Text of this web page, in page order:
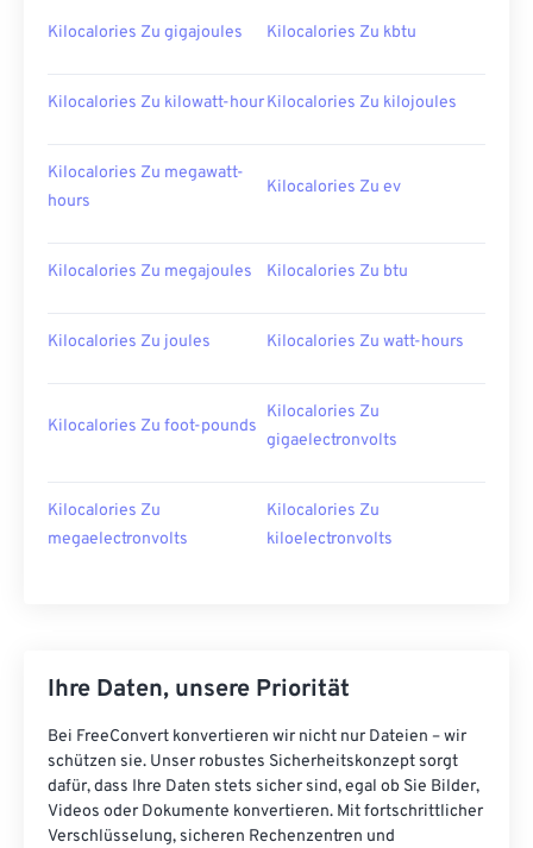
Kilocalories Zu gigajoules Kilocalories Zu kbtu
Kilocalories Zu kilowatt-hourKilocalories Zu kilojoules
Kilocalories Zu megawatt-
hours
Kilocalories Zu ev
Kilocalories Zu megajoules Kilocalories Zu btu
Kilocalories Zu joules Kilocalories Zu watt-hours
Kilocalories Zu foot-pounds
Kilocalories Zu
gigaelectronvolts
Kilocalories Zu
megaelectronvolts
Kilocalories Zu
kiloelectronvolts
Ihre Daten, unsere Priorität
Bei FreeConvert konvertieren wir nicht nur Dateien – wir
schützen sie. Unser robustes Sicherheitskonzept sorgt
dafür, dass Ihre Daten stets sicher sind, egal ob Sie Bilder,
Videos oder Dokumente konvertieren. Mit fortschrittlicher
Verschlüsselung, sicheren Rechenzentren und